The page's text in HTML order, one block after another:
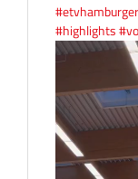
#highlights